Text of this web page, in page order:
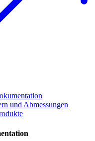
und Abmessungen